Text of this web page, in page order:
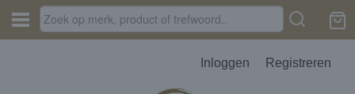
Inloggen Registreren